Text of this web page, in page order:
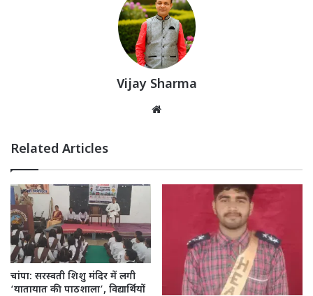
Vijay Sharma
Related Articles
चांपा: सरस्वती शिशु मंदिर में लगी
‘यातायात की पाठशाला’, विद्यार्थियों